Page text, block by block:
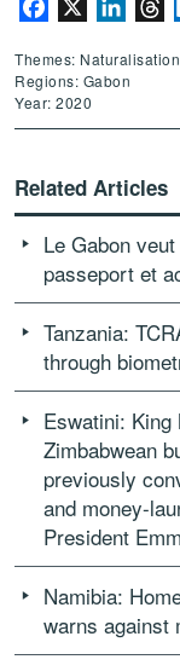
Facebook
Themes:
Regions: Gabon
Year: 2020
Related Articles
Le Gabon
passeport et
Tanzania:
through
Eswatini:
Zimbabwean
previously
and money-
President
Namibia:
warns against